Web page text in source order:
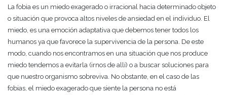
La fobia es un miedo exagerado o irracional hacia determinado objeto
o situación que provoca altos niveles de ansiedad en el individuo. El
miedo, es una emoción adaptativa que debemos tener todos los
humanos ya que favorece la supervivencia de la persona. De este
modo, cuando nos encontramos en una situación que nos produce
miedo tendemos a evitarla (irnos de allí) o a buscar soluciones para
que nuestro organismo sobreviva. No obstante, en el caso de las
fobias, el miedo exagerado que siente la persona no está